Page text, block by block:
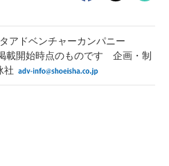
アドベンチャーカンパニー
載開始時点のものです 企画・制
社